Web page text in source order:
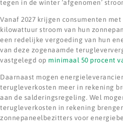
tegen in de winter ‘afgenomen’
Vanaf 2027 krijgen consumenten
kilowattuur stroom van hun
een redelijke vergoeding van hun
van deze zogenaamde
vastgelegd op minimaal 50 procent
Daarnaast mogen
terugleverkosten meer in rekening
aan de salderingsregeling. Wel
terugleverkosten in rekening
zonnepaneelbezitters voor